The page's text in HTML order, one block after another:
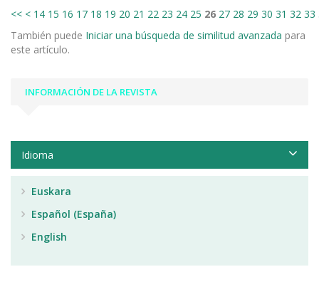
<< < 14 15 16 17 18 19 20 21 22 23 24 25 26 27 28 29 30 31 32 33
También puede Iniciar una búsqueda de similitud avanzada para
este artículo.
INFORMACIÓN DE LA REVISTA
Idioma
Euskara
Español (España)
English